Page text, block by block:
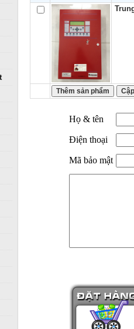
Họ & tên
Điện thoại
Mã bảo mật